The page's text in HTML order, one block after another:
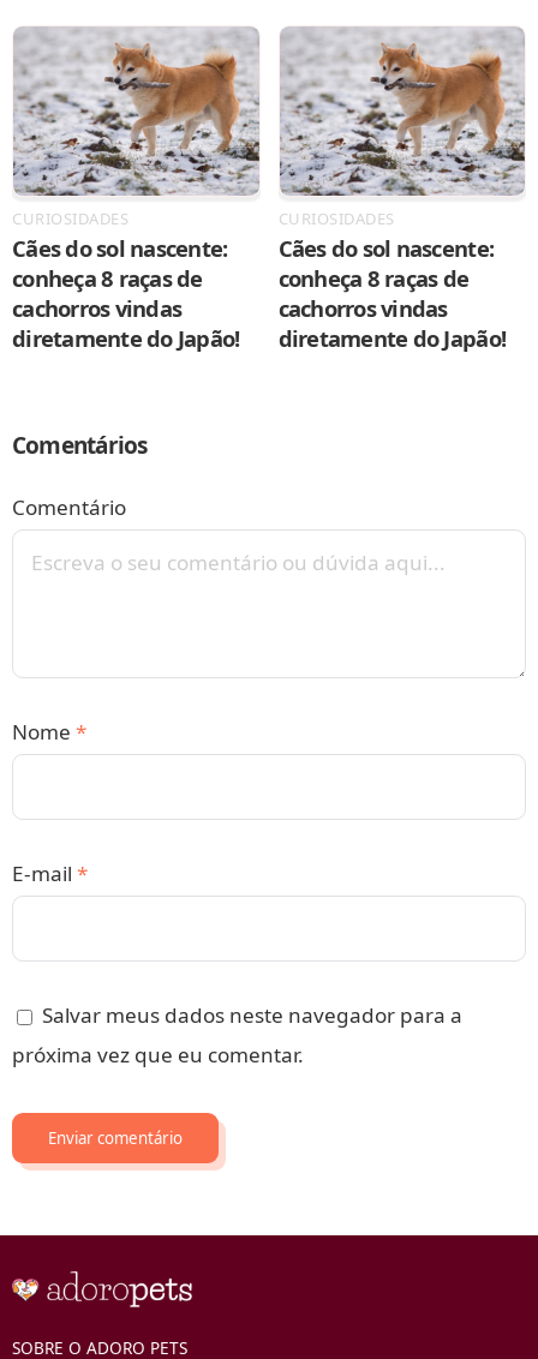
CURIOSIDADES
Cães do sol nascente:
conheça 8 raças de
cachorros vindas
diretamente do Japão!
CURIOSIDADES
Cães do sol nascente:
conheça 8 raças de
cachorros vindas
diretamente do Japão!
Comentários
Comentário
Nome *
E-mail *
Salvar meus dados neste navegador para a
próxima vez que eu comentar.
SOBRE O ADORO PETS